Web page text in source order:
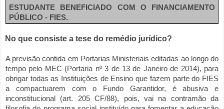
ESTUDANTE BENEFICIADO COM O FINANCIAMENTO
PÚBLICO - FIES.
No que consiste a tese do remédio jurídico?
A previsão contida em Portarias Ministeriais editadas ao longo do
tempo pelo MEC (Portaria nº 3 de 13 de Janeiro de 2014), para
obrigar todas as Instituições de Ensino que fazem parte do FIES
a compactuarem com o Fundo Garantidor, é abusiva e
inconstitucional (art. 205 CF/88), pois, vai na contramão da